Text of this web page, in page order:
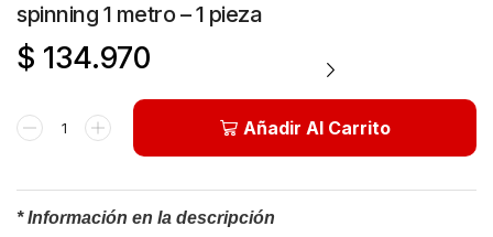
spinning 1 metro – 1 pieza
$ 134.970
Añadir Al Carrito
* Información en la descripción